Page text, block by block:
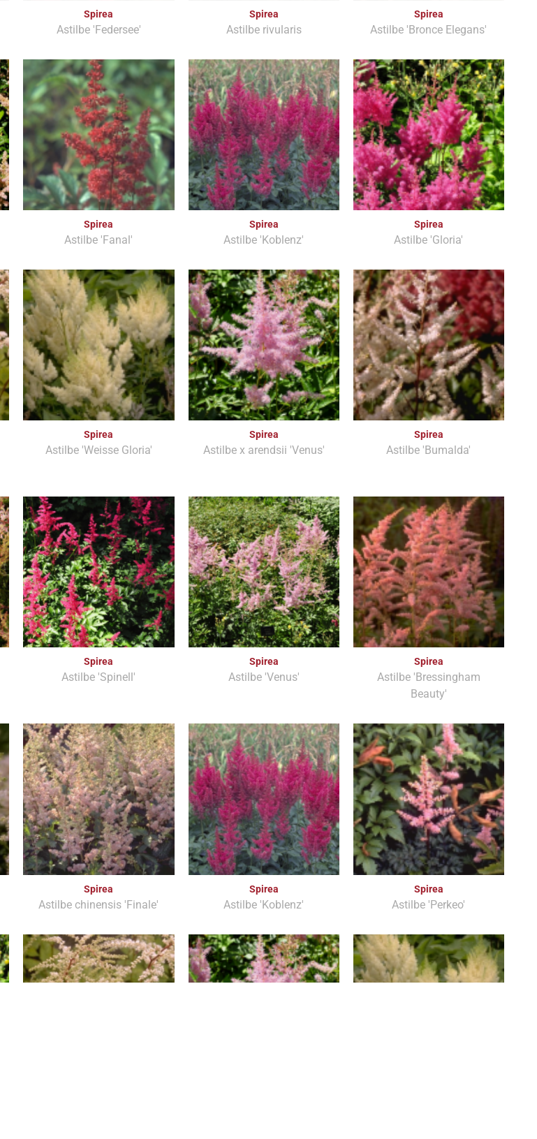
Spirea
Astilbe 'Federsee'
Spirea
Astilbe rivularis
Spirea
Astilbe 'Bronce Elegans'
Spirea
Astilbe 'Fanal'
Spirea
Astilbe 'Koblenz'
Spirea
Astilbe 'Gloria'
Spirea
Astilbe 'Weisse Gloria'
Spirea
Astilbe x arendsii 'Venus'
Spirea
Astilbe 'Bumalda'
Spirea
Astilbe 'Spinell'
Spirea
Astilbe 'Venus'
Spirea
Astilbe 'Bressingham
Beauty'
Spirea
Astilbe chinensis 'Finale'
Spirea
Astilbe 'Koblenz'
Spirea
Astilbe 'Perkeo'